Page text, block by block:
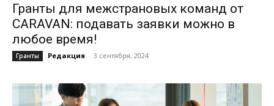
Гранты для межстрановых команд от
CARAVAN: подавать заявки можно в
любое время!
Гранты Редакция - 3 сентября, 2024